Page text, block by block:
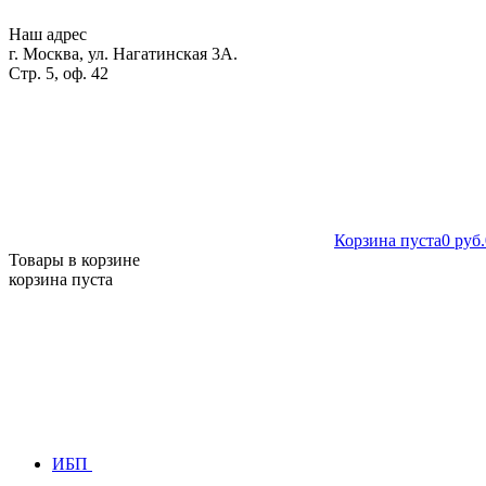
Наш адрес
г. Москва, ул. Нагатинская 3А.
Стр. 5, оф. 42
Корзина пуста0 руб.
Товары в корзине
корзина пуста
ИБП